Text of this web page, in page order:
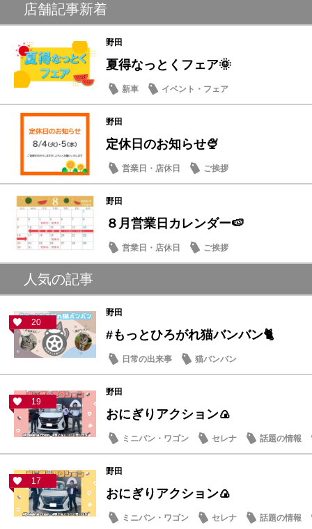
店舗記事新着
野田
夏得なっとくフェア🌞
新車 イベント・フェア
野田
定休日のお知らせ🍨
営業日・店休日 ご挨拶
野田
８月営業日カレンダー🍉
営業日・店休日 ご挨拶
人気の記事
20
野田
#もっとひろがれ猫バンバン🐈
日常の出来事 猫バンバン
19
野田
おにぎりアクション🍙
ミニバン・ワゴン セレナ 話題の情報
17
野田
おにぎりアクション🍙
ミニバン・ワゴン セレナ 話題の情報